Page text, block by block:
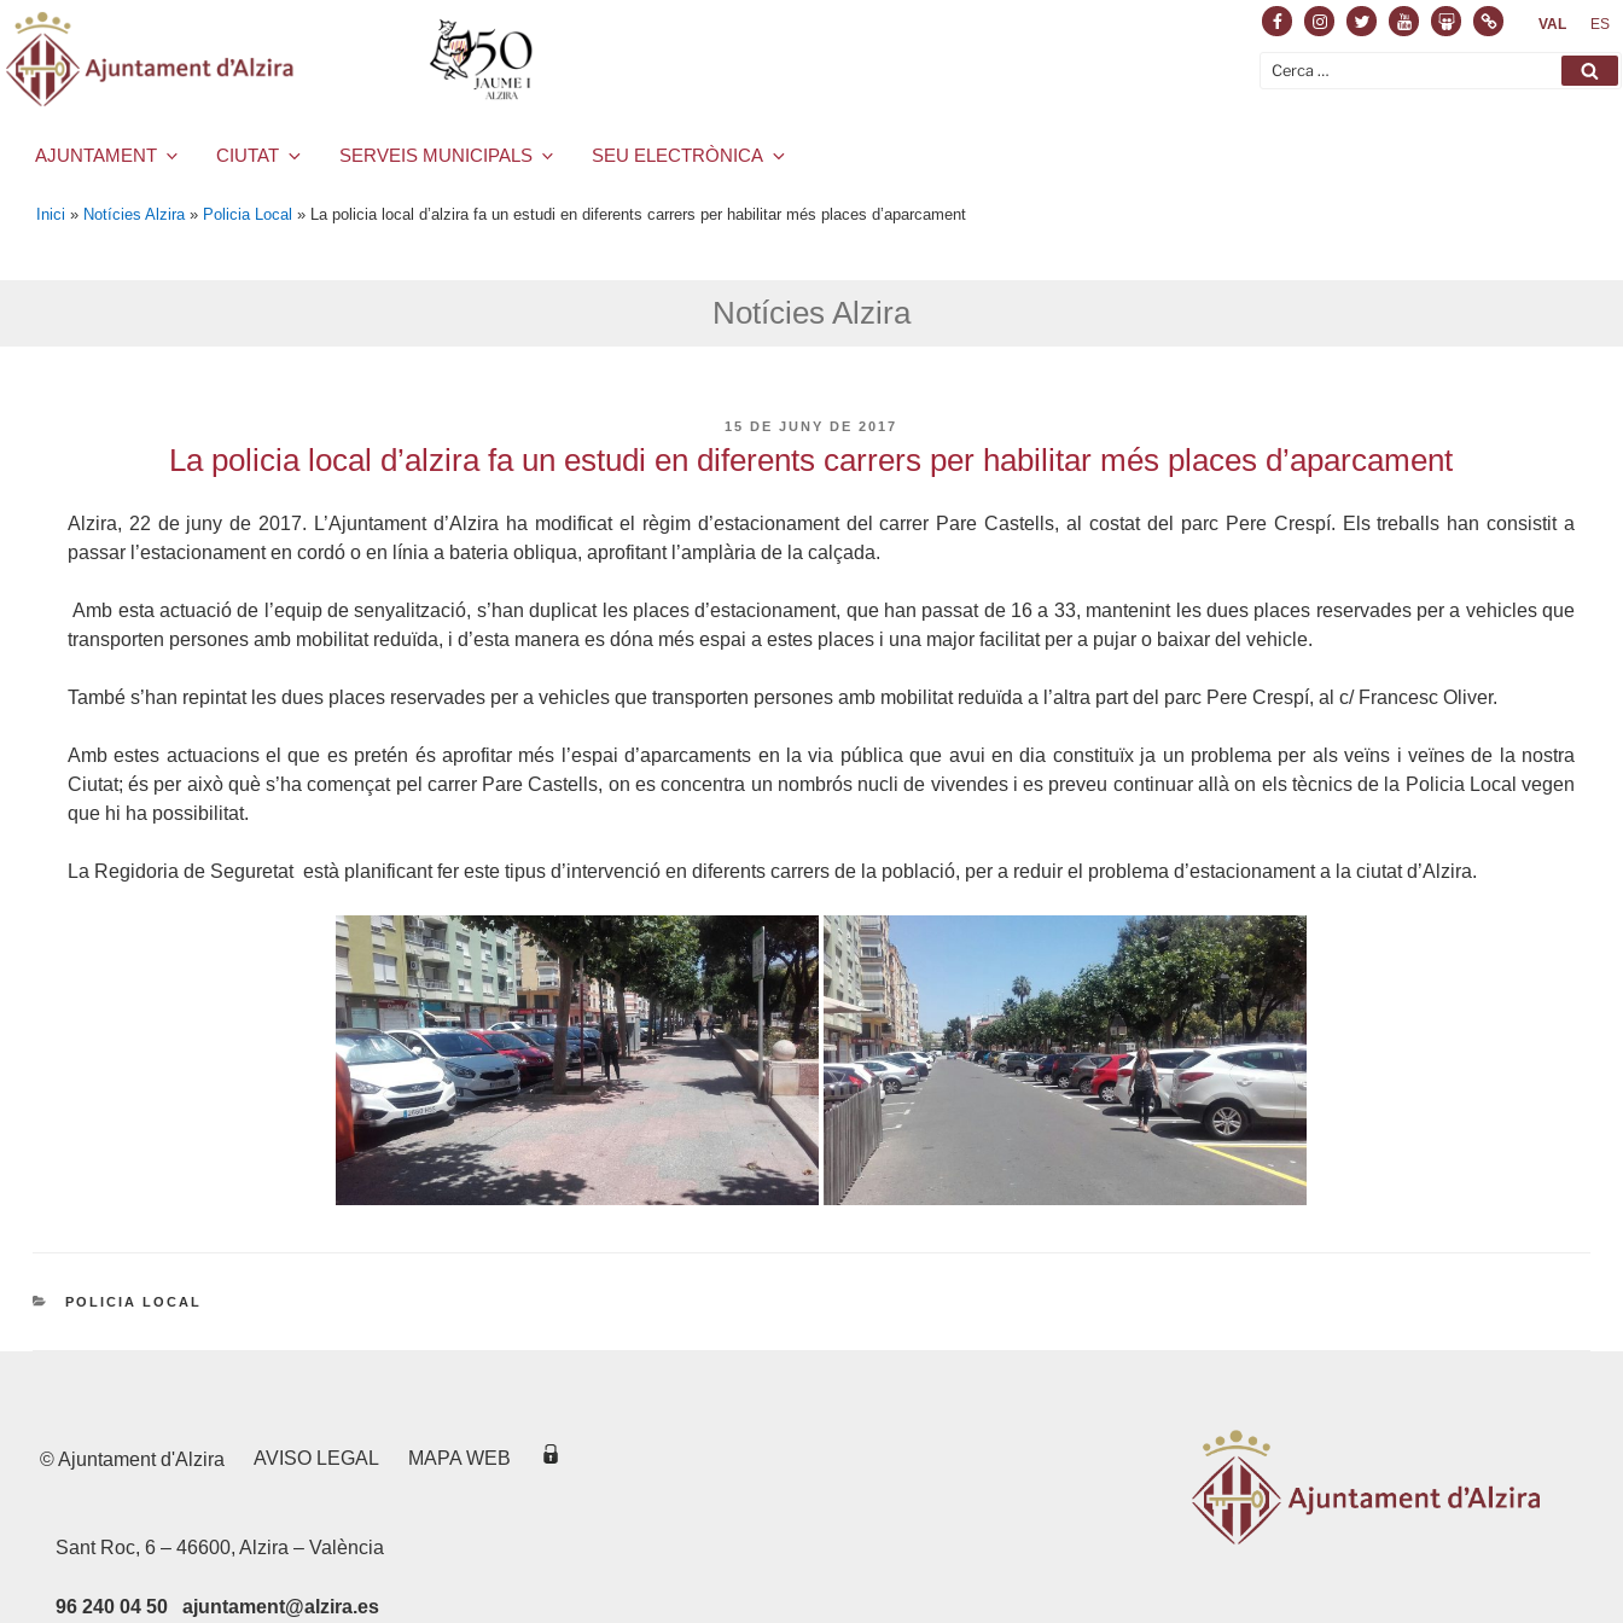
FacebookInstagram
TwitterYoutubeSlideshare
NormasVAL ES
Cerca:
AJUNTAMENT CIUTAT SERVEIS MUNICIPALS SEU ELECTRÒNICA
Inici » Notícies Alzira » Policia Local » La policia local d’alzira fa un estudi en diferents carrers per habilitar més places d’aparcament
Notícies Alzira
PUBLICAT
15 DE JUNY DE 2017
La policia local d’alzira fa un estudi en diferents carrers per habilitar més places d’aparcament
Alzira, 22 de juny de 2017. L’Ajuntament d’Alzira ha modificat el règim d’estacionament del carrer Pare Castells, al costat del parc Pere Crespí. Els treballs han consistit a
passar l’estacionament en cordó o en línia a bateria obliqua, aprofitant l’amplària de la calçada.
Amb esta actuació de l’equip de senyalització, s’han duplicat les places d’estacionament, que han passat de 16 a 33, mantenint les dues places reservades per a vehicles que
transporten persones amb mobilitat reduïda, i d’esta manera es dóna més espai a estes places i una major facilitat per a pujar o baixar del vehicle.
També s’han repintat les dues places reservades per a vehicles que transporten persones amb mobilitat reduïda a l’altra part del parc Pere Crespí, al c/ Francesc Oliver.
Amb estes actuacions el que es pretén és aprofitar més l’espai d’aparcaments en la via pública que avui en dia constituïx ja un problema per als veïns i veïnes de la nostra
Ciutat; és per això què s’ha començat pel carrer Pare Castells, on es concentra un nombrós nucli de vivendes i es preveu continuar allà on els tècnics de la Policia Local vegen
que hi ha possibilitat.
La Regidoria de Seguretat està planificant fer este tipus d’intervenció en diferents carrers de la població, per a reduir el problema d’estacionament a la ciutat d’Alzira.
CATEGORIES
POLICIA LOCAL
© Ajuntament d'Alzira AVISO LEGAL MAPA WEB
Sant Roc, 6 – 46600, Alzira – València
96 240 04 50 ajuntament@alzira.es